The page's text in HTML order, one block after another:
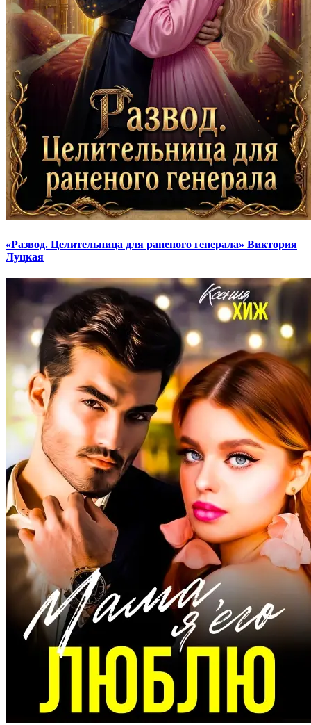
«Развод. Целительница для раненого генерала» Виктория
Луцкая